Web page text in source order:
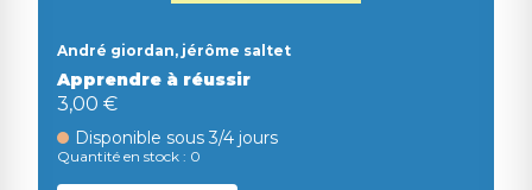
André giordan, jérôme saltet
Apprendre à réussir
3,00 €
Disponible sous 3/4 jours
Quantité en stock : 0